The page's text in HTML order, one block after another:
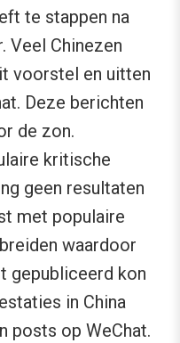
te stappen na
Veel Chinezen
voorstel en uitten
Deze berichten
de zon.
kritische
geen resultaten
met populaire
waardoor
gepubliceerd kon
in China
posts op WeChat.